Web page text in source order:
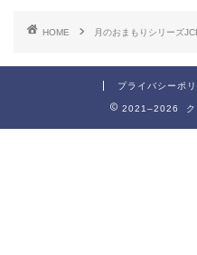
HOME 月のおまもりシリーズ
プライバシーポ
2021–2026 ク